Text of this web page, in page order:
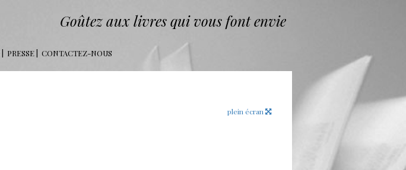
Goûtez aux livres qui vous font envie
PRESSE CONTACTEZ-NOUS
plein écran